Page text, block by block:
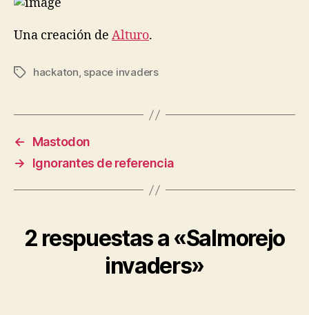
Una creación de Alturo.
Etiquetas
hackaton, space invaders
←
Mastodon
→
Ignorantes de referencia
2 respuestas a «Salmorejo
invaders»